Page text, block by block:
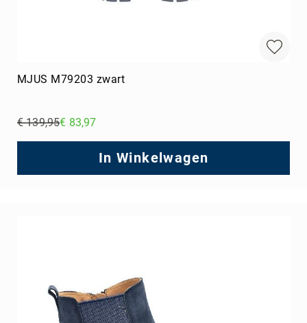
MJUS M79203 zwart
€ 139,95€ 83,97
In Winkelwagen